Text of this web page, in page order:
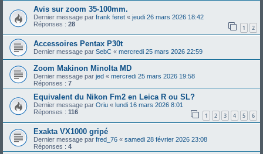
Avis sur zoom 35-100mm.
Dernier message par frank feret « jeudi 26 mars 2026 18:42
Réponses : 28 1 2
Accessoires Pentax P30t
Dernier message par SebC « mercredi 25 mars 2026 22:59
Zoom Makinon Minolta MD
Dernier message par jed « mercredi 25 mars 2026 19:58
Réponses : 7
Equivalent du Nikon Fm2 en Leica R ou SL?
Dernier message par Oriu « lundi 16 mars 2026 8:01
Réponses : 116 1 2 3 4 5 6
Exakta VX1000 gripé
Dernier message par fred_76 « samedi 28 février 2026 23:08
Réponses : 4